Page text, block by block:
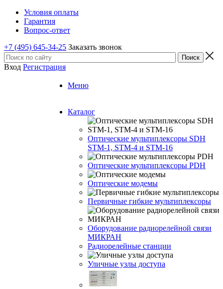
Условия оплаты
Гарантия
Вопрос-ответ
+7 (495) 645-34-25 Заказать звонок
Вход Регистрация
Меню
Каталог
Оптические мультиплексоры SDH
STM-1, STM-4 и STM-16
Оптические мультиплексоры PDH
Оптические модемы
Первичные гибкие мультиплексоры
Оборудование радиорелейной связи
МИКРАН
Радиорелейные станции
Уличные узлы доступа